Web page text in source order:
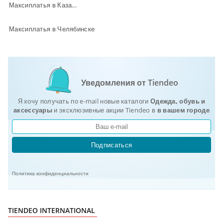
Максиплатья в Казани
Максиплатья в Челябинске
Уведомления от Tiendeo
Я хочу получать по e-mail новые каталоги Одежда, обувь и
аксеcсуары и эксклюзивные акции Tiendeo в в вашем городе
Подписаться
Политика конфиденциальности
TIENDEO INTERNATIONAL